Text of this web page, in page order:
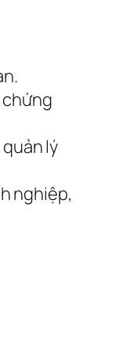
chứng
lý
nghiệp,